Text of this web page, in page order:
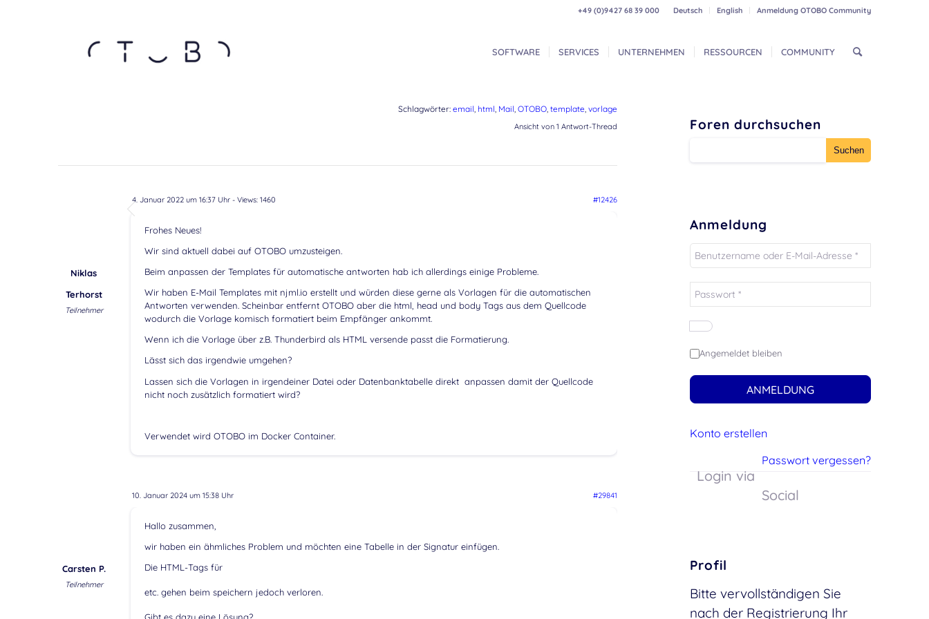
Deutsch English Anmeldung OTOBO Community
+49 (0)9427 68 39 000
SOFTWARE SERVICES UNTERNEHMEN RESSOURCEN COMMUNITY
Schlagwörter: email, html, Mail, OTOBO, template, vorlage
Ansicht von 1 Antwort-Thread
4. Januar 2022 um 16:37 Uhr- Views: 1460 #12426
Niklas
Terhorst
Teilnehmer
Frohes Neues!
Wir sind aktuell dabei auf OTOBO umzusteigen.
Beim anpassen der Templates für automatische antworten hab ich allerdings einige Probleme.
Wir haben E-Mail Templates mit njml.io erstellt und würden diese gerne als Vorlagen für die automatischen
Antworten verwenden. Scheinbar entfernt OTOBO aber die html, head und body Tags aus dem Quellcode
wodurch die Vorlage komisch formatiert beim Empfänger ankommt.
Wenn ich die Vorlage über z.B. Thunderbird als HTML versende passt die Formatierung.
Lässt sich das irgendwie umgehen?
Lassen sich die Vorlagen in irgendeiner Datei oder Datenbanktabelle direkt anpassen damit der Quellcode
nicht noch zusätzlich formatiert wird?
Verwendet wird OTOBO im Docker Container.
10. Januar 2024 um 15:38 Uhr #29841
Carsten P.
Teilnehmer
Hallo zusammen,
wir haben ein ähmliches Problem und möchten eine Tabelle in der Signatur einfügen.
Die HTML-Tags für
etc. gehen beim speichern jedoch verloren.
Foren durchsuchen
Anmeldung
Angemeldet bleiben
ANMELDUNG
Konto erstellen
Passwort vergessen?
Login via
Social
Profil
Bitte vervollständigen Sie
nach der Registrierung Ihr